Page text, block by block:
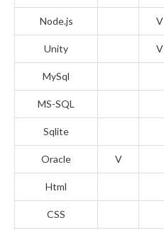
Node.js V
Unity V
MySql
MS-SQL
Sqlite
Oracle V
Html
CSS